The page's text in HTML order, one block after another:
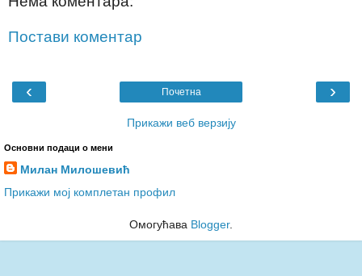
Постави коментар
‹ ›
Почетна
Прикажи веб верзију
Основни подаци о мени
Милан Милошевић
Прикажи мој комплетан профил
Омогућава Blogger.